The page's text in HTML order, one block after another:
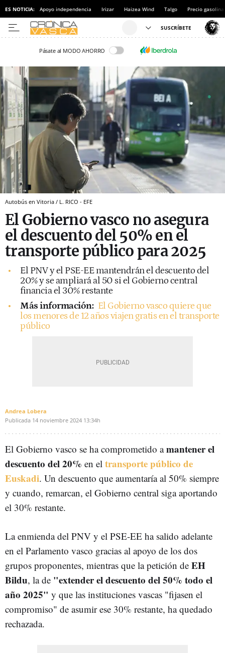
ES NOTICIA: Apoyo independencia Irizar Haizea Wind Talgo Precio gasolina
Pásate al MODO AHORRO
Autobús en Vitoria / L. RICO - EFE
El Gobierno vasco no asegura
el descuento del 50% en el
transporte público para 2025
El PNV y el PSE-EE mantendrán el descuento del
20% y se ampliará al 50 si el Gobierno central
financia el 30% restante
Más información: El Gobierno vasco quiere que
los menores de 12 años viajen gratis en el transporte
público
Andrea Lobera
Publicada 14 noviembre 2024 13:34h
El Gobierno vasco se ha comprometido amantener el
descuento del 20% en el transporte público de
Euskadi. Un descuento que aumentaría al 50% siempre
y cuando, remarcan, el Gobierno central siga aportando
el 30% restante.
La enmienda del PNV y el PSE-EE ha salido adelante
en el Parlamento vasco gracias al apoyo de los dos
grupos proponentes, mientras que la petición de EH
Bildu, la de "extender el descuento del 50% todo el
año 2025" y que las instituciones vascas "fijasen el
compromiso" de asumir ese 30% restante, ha quedado
rechazada.